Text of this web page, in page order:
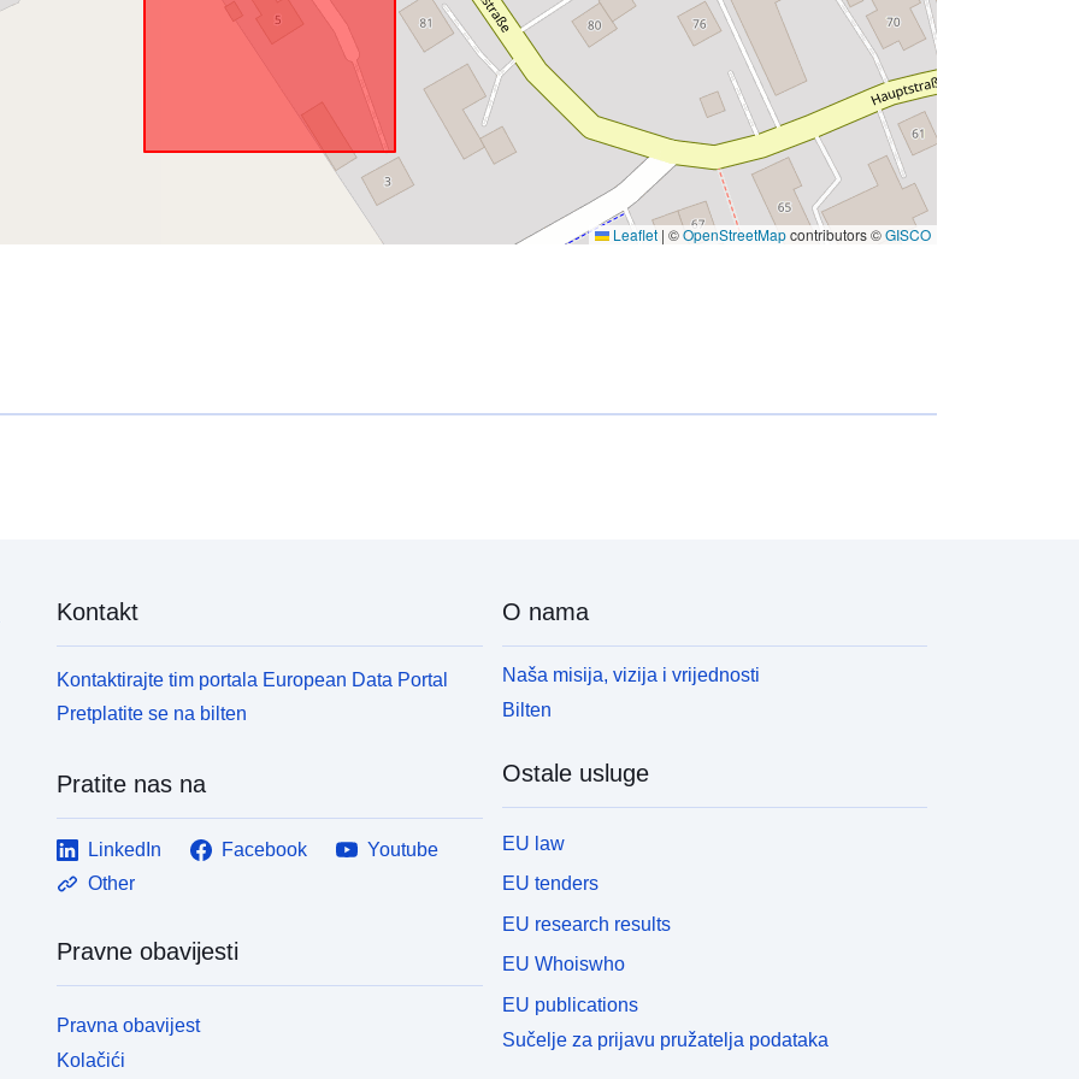
Leaflet | ©OpenStreetMapcontributors ©GISCO
Kontakt
Kontaktirajte tim portala European Data Portal
Pretplatite se na bilten
Pratite nas na
LinkedIn Facebook
Youtube
Other
Pravne obavijesti
Pravna obavijest
Kolačići
O nama
Naša misija, vizija i vrijednosti
Bilten
Ostale usluge
EU law
EU tenders
EU research results
EU Whoiswho
EU publications
Sučelje za prijavu pružatelja podataka